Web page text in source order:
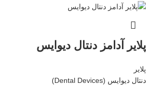
پلایر آدامز دنتال دیوایس
پلایر
دنتال دیوایس (Dental Devices)